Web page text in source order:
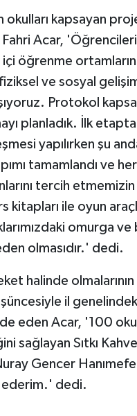
kapsayan
Acar,
içi öğrenme
fiziksel ve sosyal
Protokol
planladık. İlk
yapılırken şu
tamamlandı ve
tercih etmemizin
kitapları ile oyun
omurga
olmasıdır.' dedi.
halinde
il
eden Acar, '100
sağlayan Sıtkı
Gencer
ederim.' dedi.